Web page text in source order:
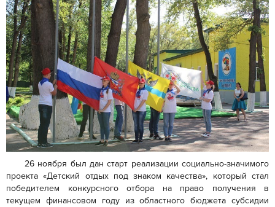
26 ноября был дан старт реализации социально-значимого
проекта «Детский отдых под знаком качества», который стал
победителем конкурсного отбора на право получения в
текущем финансовом году из областного бюджета субсидии